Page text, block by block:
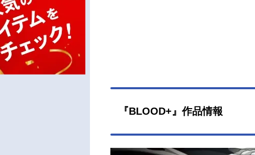
『BLOOD+』作品情報